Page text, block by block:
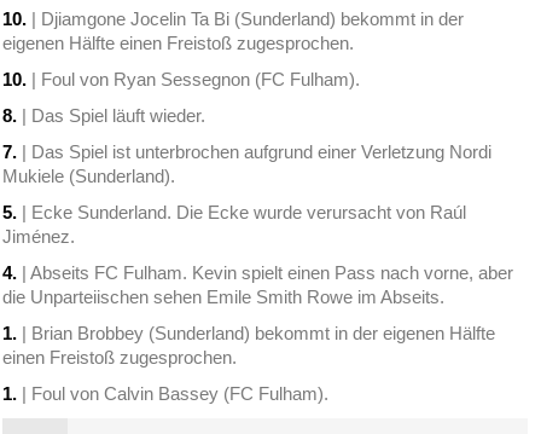
10. | Djiamgone Jocelin Ta Bi (Sunderland) bekommt in der
eigenen Hälfte einen Freistoß zugesprochen.
10. | Foul von Ryan Sessegnon (FC Fulham).
8. | Das Spiel läuft wieder.
7. | Das Spiel ist unterbrochen aufgrund einer Verletzung Nordi
Mukiele (Sunderland).
5. | Ecke Sunderland. Die Ecke wurde verursacht von Raúl
Jiménez.
4. | Abseits FC Fulham. Kevin spielt einen Pass nach vorne, aber
die Unparteiischen sehen Emile Smith Rowe im Abseits.
1. | Brian Brobbey (Sunderland) bekommt in der eigenen Hälfte
einen Freistoß zugesprochen.
1. | Foul von Calvin Bassey (FC Fulham).